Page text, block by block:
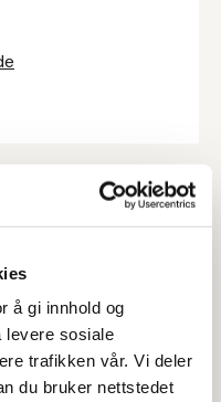
å gi innhold og
levere sosiale
trafikken vår. Vi deler
du bruker nettstedet